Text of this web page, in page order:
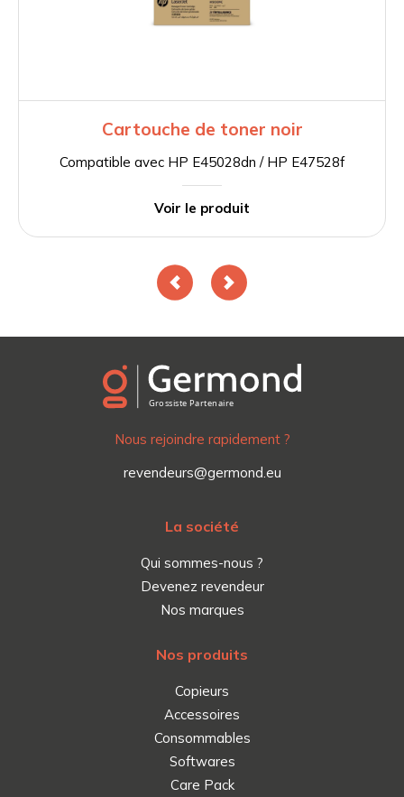
Cartouche de toner noir
Compatible avec HP E45028dn / HP E47528f
Voir le produit
Nous rejoindre rapidement ?
revendeurs@germond.eu
La société
Qui sommes-nous ?
Devenez revendeur
Nos marques
Nos produits
Copieurs
Accessoires
Consommables
Softwares
Care Pack